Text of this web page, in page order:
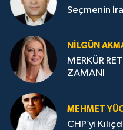
Seçmenin
NILGÜN
MERKÜR
ZAMANI
MEHMET
CHP’yi